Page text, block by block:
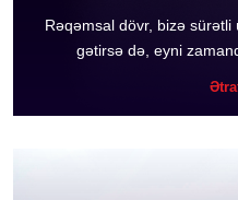
Rəqəmsal dövr, bizə sürətli
gətirsə də, eyni